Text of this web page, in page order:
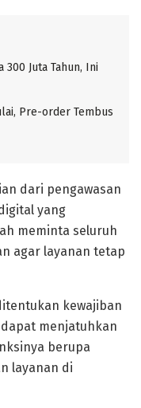
Juta Tahun, Ini
Pre-order Tembus
dari pengawasan
yang
meminta seluruh
agar layanan tetap
kewajiban
menjatuhkan
berupa
layanan di